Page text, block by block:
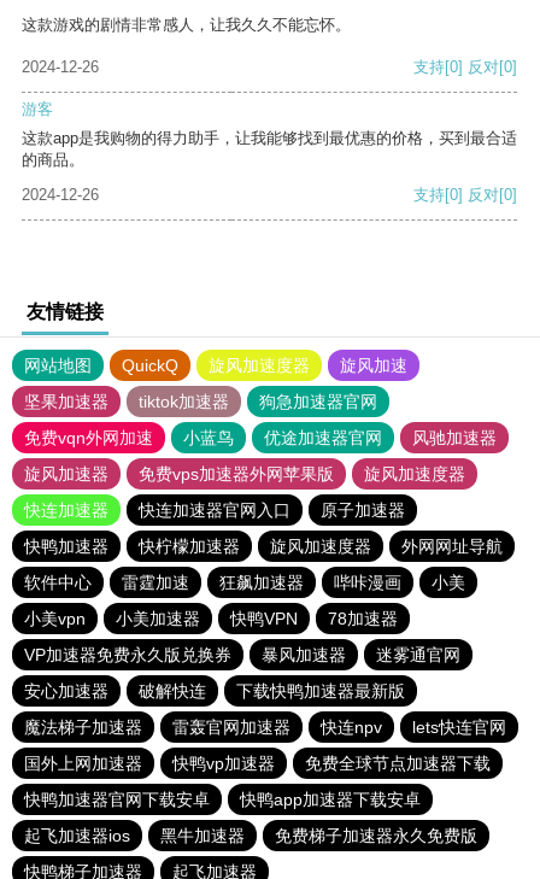
这款游戏的剧情非常感人，让我久久不能忘怀。
2024-12-26 支持[0] 反对[0]
游客
这款app是我购物的得力助手，让我能够找到最优惠的价格，买到最合适
的商品。
2024-12-26
支持[0] 反对[0]
友情链接
网站地图 QuickQ 旋风加速度器
旋风加速
坚果加速器
tiktok加速器
狗急加速器官网
免费vqn外网加速
小蓝鸟 优途加速器官网
风驰加速器
旋风加速器
免费vps加速器外网苹果版
旋风加速度器
快连加速器
快连加速器官网入口
原子加速器
快鸭加速器
快柠檬加速器 旋风加速度器
外网网址导航
软件中心
雷霆加速 狂飙加速器 哔咔漫画
小美
小美vpn
小美加速器 快鸭VPN
78加速器
VP加速器免费永久版兑换券
暴风加速器
迷雾通官网
安心加速器
破解快连
下载快鸭加速器最新版
魔法梯子加速器
雷轰官网加速器 快连npv
lets快连官网
国外上网加速器
快鸭vp加速器
免费全球节点加速器下载
快鸭加速器官网下载安卓
快鸭app加速器下载安卓
起飞加速器ios
黑牛加速器
免费梯子加速器永久免费版
快鸭梯子加速器
起飞加速器